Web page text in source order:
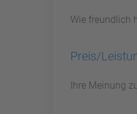
Wie freundlich
Preis/
Ihre Meinung